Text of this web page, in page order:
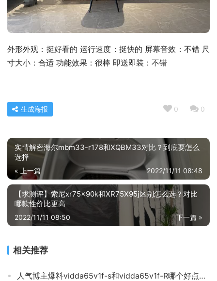
外形外观：挺好看的 运行速度：挺快的 屏幕音效：不错 尺
寸大小：合适 功能效果：很棒 即送即装：不错
0 0
生成海报
实情解密海尔mbm33-r178和XQBM33对比？到底要怎么
选择
« 上一篇 2022/11/11 08:48
【求测评】索尼xr75x90k和XR75X95j区别怎么选？对比
哪款性价比更高
下一篇 »
2022/11/11 08:50
相关推荐
人气博主爆料vidda65v1f-s和vidda65v1f-R哪个好点？深度剖析功能区别